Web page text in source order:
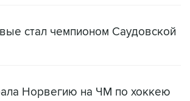
стал чемпионом Саудовской
Норвегию на ЧМ по хоккею